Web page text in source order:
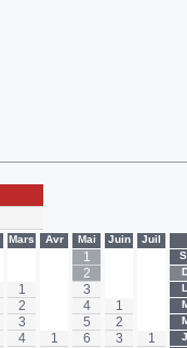
Mars
1
2
3
4
Avr
1
Mai
1
2
3
4
5
6
Juin
1
2
3
Juil
1